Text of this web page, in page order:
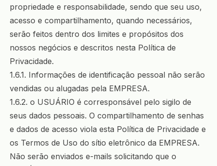
propriedade e responsabilidade, sendo que seu uso,
acesso e compartilhamento, quando necessários,
serão feitos dentro dos limites e propósitos dos
nossos negócios e descritos nesta Política de
Privacidade.
1.6.1. Informações de identificação pessoal não serão
vendidas ou alugadas pela EMPRESA.
1.6.2. o USUÁRIO é corresponsável pelo sigilo de
seus dados pessoais. O compartilhamento de senhas
e dados de acesso viola esta Política de Privacidade e
os Termos de Uso do sítio eletrônico da EMPRESA.
Não serão enviados e-mails solicitando que o